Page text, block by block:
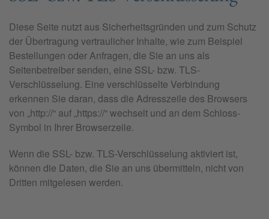
Diese Seite nutzt aus Sicherheitsgründen und zum Schutz
der Übertragung vertraulicher Inhalte, wie zum Beispiel
Bestellungen oder Anfragen, die Sie an uns als
Seitenbetreiber senden, eine SSL- bzw. TLS-
Verschlüsselung. Eine verschlüsselte Verbindung
erkennen Sie daran, dass die Adresszeile des Browsers
von „http://“ auf „https://“ wechselt und an dem Schloss-
Symbol in Ihrer Browserzeile.
Wenn die SSL- bzw. TLS-Verschlüsselung aktiviert ist,
können die Daten, die Sie an uns übermitteln, nicht von
Dritten mitgelesen werden.